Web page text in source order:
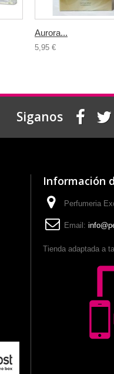
Aurora...
5,95 €
Siganos
Información
Perfumeria
Email:
Tienda adaptada a